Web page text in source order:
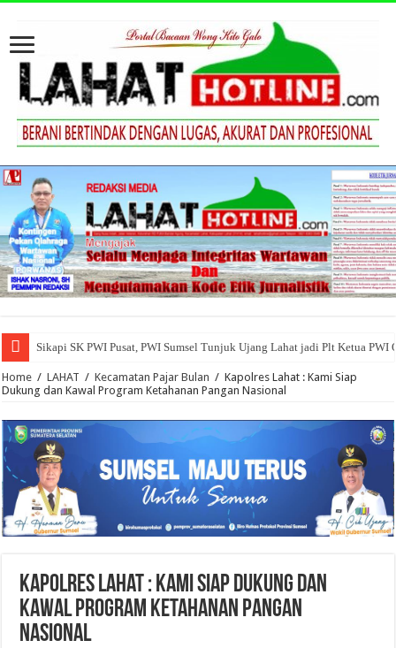
Sikapi SK PWI Pusat, PWI Sumsel Tunjuk Ujang Lahat jadi Plt Ketua PWI
Home / LAHAT / Kecamatan Pajar Bulan / Kapolres Lahat : Kami Siap
Dukung dan Kawal Program Ketahanan Pangan Nasional
Kapolres Lahat : Kami Siap Dukung dan
Kawal Program Ketahanan Pangan
Nasional